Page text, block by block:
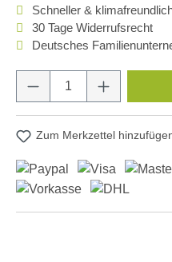
Schneller &
30 Tage Widerrufsrecht
Deutsches
Produkt Anzahl:
Zum Merkzettel